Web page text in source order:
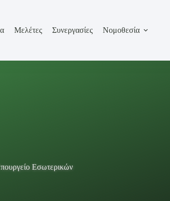
Μελέτες Συνεργασίες Νομοθεσία
Εσωτερικών